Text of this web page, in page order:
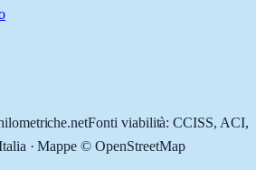
Fonti viabilità: CCISS, ACI,
· Mappe © OpenStreetMap